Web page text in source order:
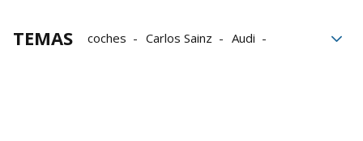
TEMAS coches Carlos Sainz
Audi